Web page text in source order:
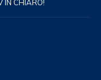
IN CHIARO!